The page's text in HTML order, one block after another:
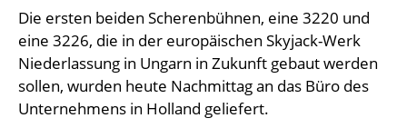
Die ersten beiden Scherenbühnen, eine 3220 und
eine 3226, die in der europäischen Skyjack-Werk
Niederlassung in Ungarn in Zukunft gebaut werden
sollen, wurden heute Nachmittag an das Büro des
Unternehmens in Holland geliefert.